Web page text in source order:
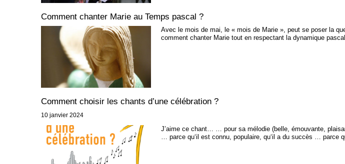
Comment chanter Marie au Temps pascal ?
Avec le mois de mai, le « mois de Marie », peut se poser la
comment chanter Marie tout en respectant la dynamique
Comment choisir les chants d’une célébration ?
10 janvier 2024
J’aime ce chant… … pour sa mélodie (belle, émouvante,
… parce qu‘il est connu, populaire, qu‘il a du succès …